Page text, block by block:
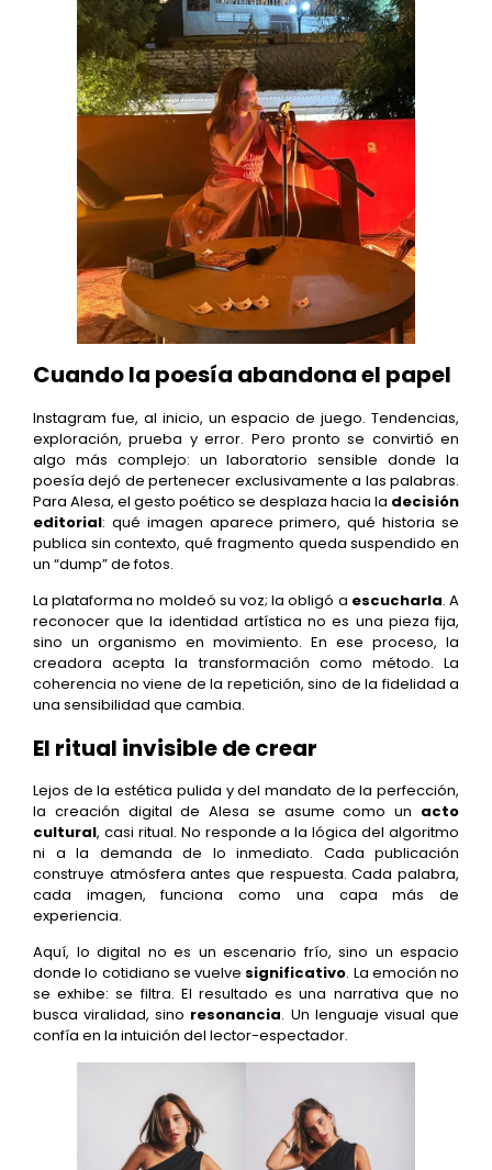
Cuando la poesía abandona el papel
Instagram fue, al inicio, un espacio de juego. Tendencias,
exploración, prueba y error. Pero pronto se convirtió en
algo más complejo: un laboratorio sensible donde la
poesía dejó de pertenecer exclusivamente a las palabras.
Para Alesa, el gesto poético se desplaza hacia la decisión
editorial: qué imagen aparece primero, qué historia se
publica sin contexto, qué fragmento queda suspendido en
un “dump” de fotos.
La plataforma no moldeó su voz; la obligó a escucharla. A
reconocer que la identidad artística no es una pieza fija,
sino un organismo en movimiento. En ese proceso, la
creadora acepta la transformación como método. La
coherencia no viene de la repetición, sino de la fidelidad a
una sensibilidad que cambia.
El ritual invisible de crear
Lejos de la estética pulida y del mandato de la perfección,
la creación digital de Alesa se asume como un acto
cultural, casi ritual. No responde a la lógica del algoritmo
ni a la demanda de lo inmediato. Cada publicación
construye atmósfera antes que respuesta. Cada palabra,
cada imagen, funciona como una capa más de
experiencia.
Aquí, lo digital no es un escenario frío, sino un espacio
donde lo cotidiano se vuelve significativo. La emoción no
se exhibe: se filtra. El resultado es una narrativa que no
busca viralidad, sino resonancia. Un lenguaje visual que
confía en la intuición del lector-espectador.